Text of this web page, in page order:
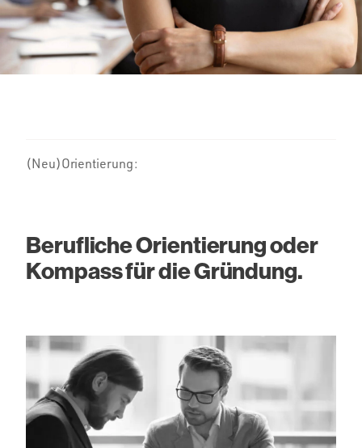
(Neu)Orientierung:
Berufliche Orientierung oder
Kompass für die Gründung.